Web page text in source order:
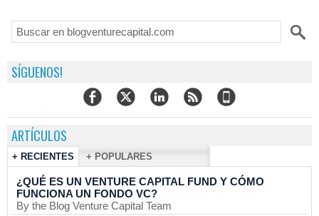
SÍGUENOS!
ARTÍCULOS
+ RECIENTES + POPULARES
¿QUÉ ES UN VENTURE CAPITAL FUND Y CÓMO
FUNCIONA UN FONDO VC?
By the Blog Venture Capital Team